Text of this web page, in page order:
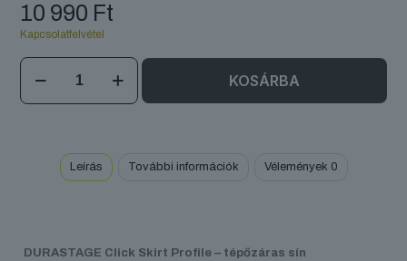
10 990 Ft
Kapcsolatfelvétel
DURASTAGE
Click
Skirt
KOSÁRBA
Leírás További információk Vélemények 0
DURASTAGE Click Skirt Profile – tépőzáras sín